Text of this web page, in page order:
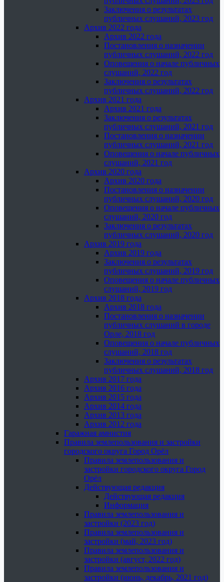
Заключения о результатах
публичных слушаний, 2023 год
Архив 2022 года
Архив 2022 года
Постановления о назначении
публичных слушаний, 2022 год
Оповещения о начале публичных
слушаний, 2022 год
Заключения о результатах
публичных слушаний, 2022 год
Архив 2021 года
Архив 2021 года
Заключения о результатах
публичных слушаний, 2021 год
Постановления о назначении
публичных слушаний, 2021 год
Оповещения о начале публичных
слушаний, 2021 год
Архив 2020 года
Архив 2020 года
Постановления о назначении
публичных слушаний, 2020 год
Оповещения о начале публичных
слушаний, 2020 год
Заключения о результатах
публичных слушаний, 2020 год
Архив 2019 года
Архив 2019 года
Заключения о результатах
публичных слушаний, 2019 год
Оповещения о начале публичных
слушаний, 2019 год
Архив 2018 года
Архив 2018 года
Постановления о назначении
публичных слушаний в городе
Орле, 2018 год
Оповещения о начале публичных
слушаний, 2018 год
Заключения о результатах
публичных слушаний, 2018 год
Архив 2017 года
Архив 2016 года
Архив 2015 года
Архив 2014 года
Архив 2013 года
Архив 2012 года
Гаражная амнистия
Правила землепользования и застройки
городского округа Город Орёл
Правила землепользования и
застройки городского округа Город
Орёл
Действующая редакция
Действующая редакция
Информация
Правила землепользования и
застройки (2023 год)
Правила землепользования и
застройки (май, 2023 год)
Правила землепользования и
застройки (август, 2022 год)
Правила землепользования и
застройки (июнь, декабрь, 2021 год)